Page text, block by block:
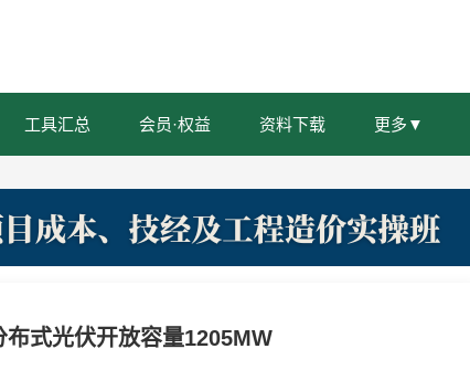
工具汇总 会员·权益 资料下载 更多▼
式光伏开放容量1205MW